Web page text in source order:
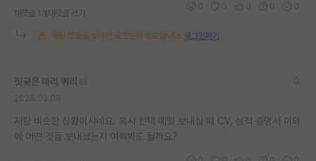
이벤트
반도체 아카데미
대댓글 1개 대댓글 쓰기
해당 댓글을 보려면 로그인이 필요합니다. 로그인하기
짓궂은 마리 퀴리
저랑 비슷한 상황이시네요. 혹시 컨택 메일 보내실 때 CV, 성적 증명서 이외
에 어떤 것들 보내셨는지 여쭤봐도 될까요?